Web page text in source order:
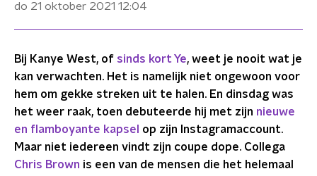
do 21 oktober 2021 12:04
Bij Kanye West, of sinds kort Ye, weet je nooit wat je
kan verwachten. Het is namelijk niet ongewoon voor
hem om gekke streken uit te halen. En dinsdag was
het weer raak, toen debuteerde hij met zijn nieuwe
en flamboyante kapsel
op zijn Instagramaccount.
Maar niet iedereen vindt zijn coupe dope. Collega
Chris Brown is een van de mensen die het helemaal